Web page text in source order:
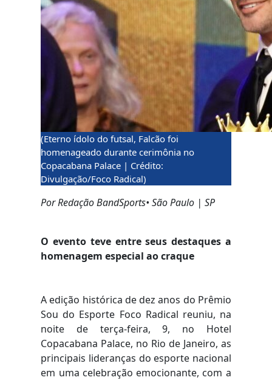
(Eterno ídolo do futsal, Falcão foi
homenageado durante cerimônia no
Copacabana Palace | Crédito:
Divulgação/Foco Radical)
Por Redação BandSports• São Paulo | SP
O evento teve entre seus destaques a
homenagem especial ao craque
A edição histórica de dez anos do Prêmio
Sou do Esporte Foco Radical reuniu, na
noite de terça-feira, 9, no Hotel
Copacabana Palace, no Rio de Janeiro, as
principais lideranças do esporte nacional
em uma celebração emocionante, com a